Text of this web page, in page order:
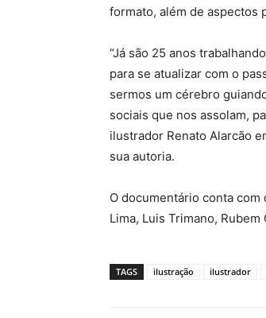
formato, além de aspectos
“Já são 25 anos
para se atualizar com o
sermos um cérebro
sociais que nos assolam,
ilustrador Renato Alarcão
sua autoria.
O documentário conta com
Lima, Luis Trimano,
TAGS ilustração ilustrador